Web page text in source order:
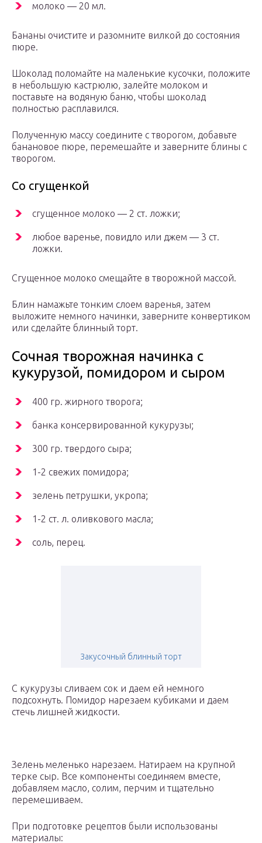
молоко — 20 мл.
Бананы очистите и разомните вилкой до состояния
пюре.
Шоколад поломайте на маленькие кусочки, положите
в небольшую кастрюлю, залейте молоком и
поставьте на водяную баню, чтобы шоколад
полностью расплавился.
Полученную массу соедините с творогом, добавьте
банановое пюре, перемешайте и заверните блины с
творогом.
Со сгущенкой
сгущенное молоко — 2 ст. ложки;
любое варенье, повидло или джем — 3 ст.
ложки.
Сгущенное молоко смещайте в творожной массой.
Блин намажьте тонким слоем варенья, затем
выложите немного начинки, заверните конвертиком
или сделайте блинный торт.
Сочная творожная начинка с
кукурузой, помидором и сыром
400 гр. жирного творога;
банка консервированной кукурузы;
300 гр. твердого сыра;
1-2 свежих помидора;
зелень петрушки, укропа;
1-2 ст. л. оливкового масла;
соль, перец.
Закусочный блинный торт
С кукурузы сливаем сок и даем ей немного
подсохнуть. Помидор нарезаем кубиками и даем
стечь лишней жидкости.
Зелень меленько нарезаем. Натираем на крупной
терке сыр. Все компоненты соединяем вместе,
добавляем масло, солим, перчим и тщательно
перемешиваем.
При подготовке рецептов были использованы
материалы: